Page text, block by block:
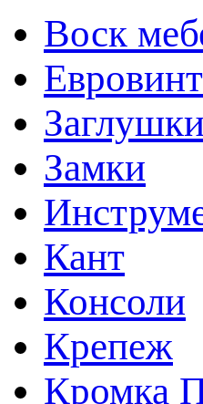
Воск
Заглушки
Замки
Кант
Консоли
Крепеж
Кромка